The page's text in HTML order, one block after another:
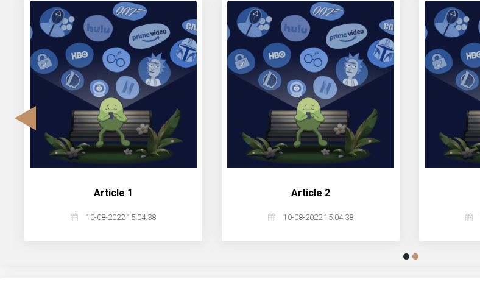
article 1
10-08-2022 15:04:38
article 2
10-08-2022 15:04:38